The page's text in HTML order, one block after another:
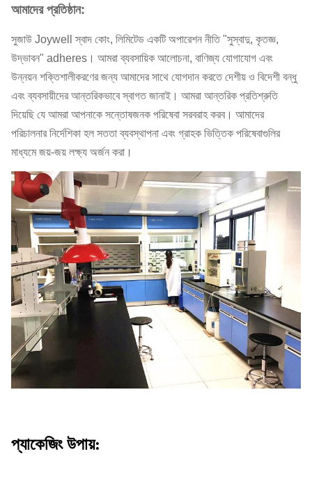
CBM
(M³):
পরিমাণ:
20 '/ 40'
/ 40HQ
980/2020 / 2310ctns
ই এম: পাওয়া যায়।
MOQ: 1X20'FCL
ডেলিভারি
সময়:
30 দিনের মধ্যে (লোডিং পোর্টে: সাংহাই, চীন)
পরিশোধের
শর্ত:
টি / টি, এল / সি
নমুনা: সহজলভ্য
দস্তাবেজ:
1. মূল সার্টিফিকেট।2. Phytosanitary সার্টিফিকেট 3.
স্বাস্থ্য সার্টিফিকেট 4. মাইক্রোবিলোজিনাল বিশ্লেষণ
সার্টিফিকেট 5. উপকরণ বিবরণ 6. বাণিজ্যিক ইনভাইস 7.
প্যাকেজিং তালিকা 8. লাইন বিল (বি / এল)
আমাদের প্রতিষ্ঠান:
সুজাউ Joywell স্বাদ কোং, লিমিটেড একটি অপারেশন নীতি "সুস্বাদু, কৃতজ্ঞ,
উদ্ভাবন" adheres। আমরা ব্যবসায়িক আলোচনা, বাণিজ্য যোগাযোগ এবং
উন্নয়ন শক্তিশালীকরণের জন্য আমাদের সাথে যোগদান করতে দেশীয় ও বিদেশী বন্ধু
এবং ব্যবসায়ীদের আন্তরিকভাবে স্বাগত জানাই। আমরা আন্তরিক প্রতিশ্রুতি
দিয়েছি যে আমরা আপনাকে সন্তোষজনক পরিষেবা সরবরাহ করব। আমাদের
পরিচালনার নির্দেশিকা হল সততা ব্যবস্থাপনা এবং গ্রাহক ভিত্তিক পরিষেবাগুলির
মাধ্যমে জয়-জয় লক্ষ্য অর্জন করা।
প্যাকেজিং উপায়: